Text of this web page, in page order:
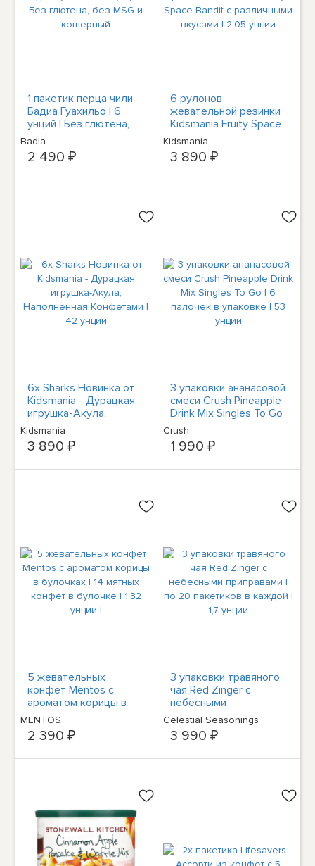
1 пакетик перца чили
Бадиа Гуахильо | 6
унций | Без глютена,
без MSG и кошерный
Badia
2 490 ₽
6 рулонов
жевательной резинки
Kidsmania Fruity Space
Bandit с различными
вкусами | 2,05 унции
Kidsmania
3 890 ₽
6x Sharks Новинка от
Kidsmania - Дурацкая
игрушка-Акула,
Наполненная
Конфетами | 42 унции
Kidsmania
3 890 ₽
3 упаковки ананасовой
смеси Crush Pineapple
Drink Mix Singles To Go
| 6 палочек в упаковке
| 53 унции
Crush
1 990 ₽
5 жевательных
конфет Mentos с
ароматом корицы в
булочках | 14 мятных
конфет в булочке |
1,32 унции |
MENTOS
2 390 ₽
3 упаковки травяного
чая Red Zinger с
небесными
приправами | по 20
пакетиков в каждой |
1,7 унции
Celestial Seasonings
3 990 ₽